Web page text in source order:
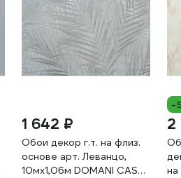
1 642 ₽
Обои декор г.т. на флиз.
основе арт. Леванцо,
10мх1,06м DOMANI CASA
-
2
на